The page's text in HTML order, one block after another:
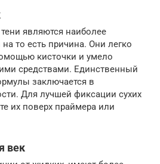
являются наиболее
то есть причина. Они легко
кисточки и умело
средствами. Единственный
заключается в
Для лучшей фиксации сухих
их поверх праймера или
век